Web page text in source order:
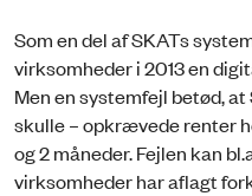
Som en del af SKATs
virksomheder i 2013 en
Men en systemfejl betød,
skulle – opkrævede renter
og 2 måneder. Fejlen kan
virksomheder har aflagt